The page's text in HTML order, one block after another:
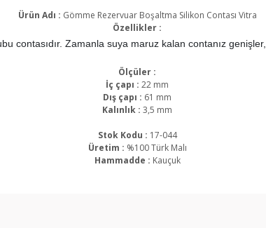
Ürün Adı : Gömme Rezervuar Boşaltma Silikon Contası Vitra
Özellikler :
contasıdır. Zamanla suya maruz kalan contanız
Ölçüler :
İç çapı : 22 mm
Dış çapı : 61 mm
Kalınlık : 3,5 mm
Stok Kodu : 17-044
Üretim : %100 Türk Malı
Hammadde : Kauçuk